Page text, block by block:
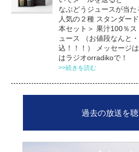
なぶどうジュースが当
人気の２種 スタンダー
本セット＞ 果汁100％
ュース （お値段なんと
込！！！） メッセージ
はラジオorradikoで！
>>続きを読む
過去の放送を聴